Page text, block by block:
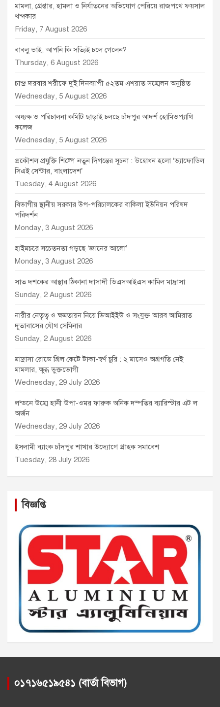
মামলা, গ্রেপ্তার, হামলা ও নির্যাতনের অভিযোগ পেরিয়ে রাজপথে ফয়সাল
খন্দকার
Friday, 7 August 2026
বাবলু ভাই, আপনি কি সত্যিই চলে গেলেন?
Thursday, 6 August 2026
চান্দ্র দরবার শরীফে দুই দিনব্যাপী ৫২তম এশয়াত সম্মেলন অনুষ্ঠিত
Wednesday, 5 August 2026
অধ্যক্ষ ও পরিচালনা কমিটি ছাড়াই চলছে চাঁদপুর আদর্শ হোমিওপ্যাথি
কলেজ
Wednesday, 5 August 2026
প্রকৌশল প্রযুক্তি শিল্পে নতুন দিগন্তের সূচনা : উদ্বোধন হলো ‘ড্যাফোডিল
সিএই সেন্টার, বাংলাদেশ’
Tuesday, 4 August 2026
বিভাগীয় স্থানীয় সরকার উপ-পরিচালকের বাকিলা ইউনিয়ন পরিষদ
পরিদর্শন
Monday, 3 August 2026
হাইমচরে সচেতনতা গড়ছে ‘জ্ঞানের আলো’
Monday, 3 August 2026
সাত দশকের আস্থার ঠিকানা দাসাদী ডিএসআইএস কামিল মাদ্রাসা
Sunday, 2 August 2026
নারীর নেতৃত্ব ও ক্ষমতায়ন নিয়ে ডিআইইউ ও সংযুক্ত আরব আমিরাত
দূতাবাসের যৌথ সেমিনার
Sunday, 2 August 2026
মাদ্রাসা রোডে গ্রিল কেটে টাকা-স্বর্ণ চুরি : ২ মাসেও অগ্রগতি নেই
মামলার, ক্ষুব্ধ ভুক্তভোগী
Wednesday, 29 July 2026
লন্ডনে উম্মে হানী উপা-ওমর ফারুক অনিক দম্পতির ব্যারিস্টার এট ল
অর্জন
Wednesday, 29 July 2026
ইসলামী ব্যাংক চাঁদপুর শাখার উদ্যোগে গ্রাহক সমাবেশ
Tuesday, 28 July 2026
বিজ্ঞপ্তি
০১৭১৬৫১৯৫৪১ (বার্তা বিভাগ)